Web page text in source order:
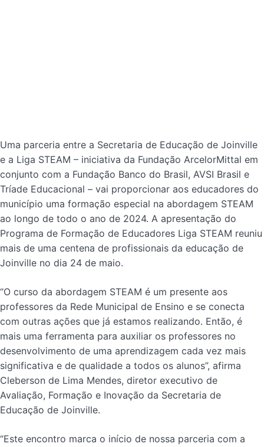
Uma parceria entre a Secretaria de Educação de Joinville
e a Liga STEAM – iniciativa da Fundação ArcelorMittal em
conjunto com a Fundação Banco do Brasil, AVSI Brasil e
Tríade Educacional – vai proporcionar aos educadores do
município uma formação especial na abordagem STEAM
ao longo de todo o ano de 2024. A apresentação do
Programa de Formação de Educadores Liga STEAM reuniu
mais de uma centena de profissionais da educação de
Joinville no dia 24 de maio.
“O curso da abordagem STEAM é um presente aos
professores da Rede Municipal de Ensino e se conecta
com outras ações que já estamos realizando. Então, é
mais uma ferramenta para auxiliar os professores no
desenvolvimento de uma aprendizagem cada vez mais
significativa e de qualidade a todos os alunos”, afirma
Cleberson de Lima Mendes, diretor executivo de
Avaliação, Formação e Inovação da Secretaria de
Educação de Joinville.
“Este encontro marca o início de nossa parceria com a